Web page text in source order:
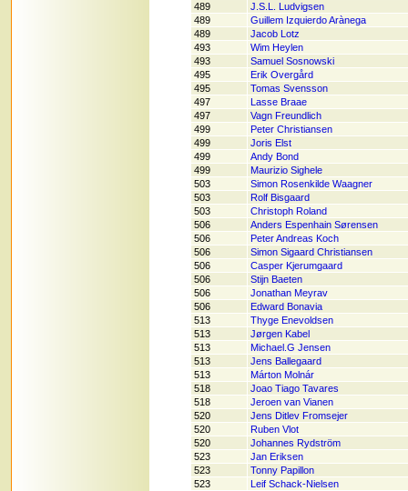
489
J.S.L. Ludvigsen
489
Guillem Izquierdo Arànega
489
Jacob Lotz
493
Wim Heylen
493
Samuel Sosnowski
495
Erik Overgård
495
Tomas Svensson
497
Lasse Braae
497
Vagn Freundlich
499
Peter Christiansen
499
Joris Elst
499
Andy Bond
499
Maurizio Sighele
503
Simon Rosenkilde Waagner
503
Rolf Bisgaard
503
Christoph Roland
506
Anders Espenhain Sørensen
506
Peter Andreas Koch
506
Simon Sigaard Christiansen
506
Casper Kjerumgaard
506
Stijn Baeten
506
Jonathan Meyrav
506
Edward Bonavia
513
Thyge Enevoldsen
513
Jørgen Kabel
513
Michael.G Jensen
513
Jens Ballegaard
513
Márton Molnár
518
Joao Tiago Tavares
518
Jeroen van Vianen
520
Jens Ditlev Fromsejer
520
Ruben Vlot
520
Johannes Rydström
523
Jan Eriksen
523
Tonny Papillon
523
Leif Schack-Nielsen